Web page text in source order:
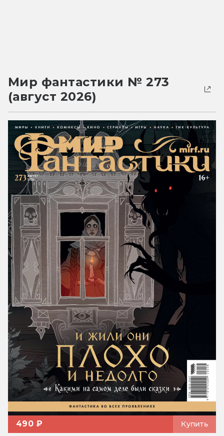
Мир фантастики № 273
(август 2026)
490 ₽ Купить